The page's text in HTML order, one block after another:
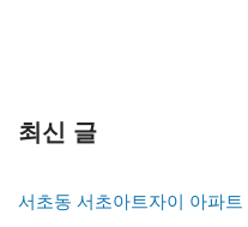
최신 글
서초동 서초아트자이 아파